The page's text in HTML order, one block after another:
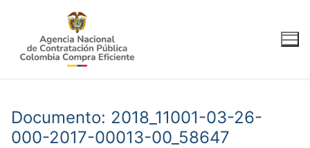
contenido
Documento: 2018_11001-03-26-
000-2017-00013-00_58647